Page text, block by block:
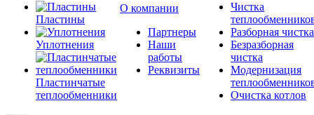
Пластины
Уплотнения
Пластинчатые
теплообменники
О компании
Партнеры
Наши
работы
Реквизиты
Чистка
Разборная чистка
Безразборная
чистка
Модернизация
Очистка котлов